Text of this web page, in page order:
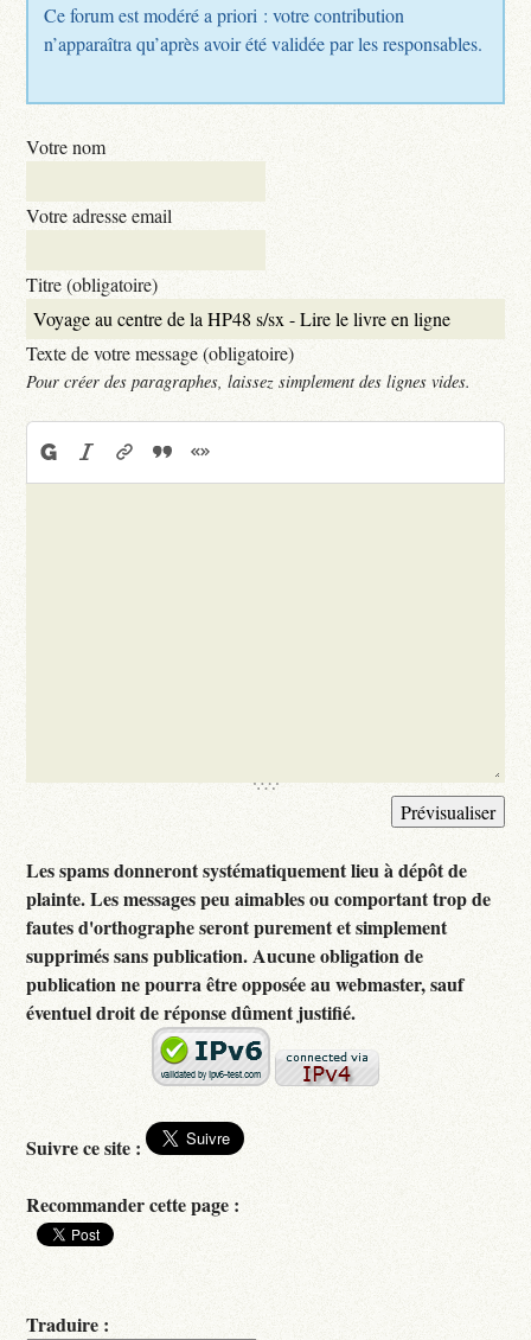
Ce forum est modéré a priori : votre contribution
n’apparaîtra qu’après avoir été validée par les responsables.
Votre nom
Votre adresse email
Titre (obligatoire)
Texte de votre message (obligatoire)
Pour créer des paragraphes, laissez simplement des lignes vides.
Les spams donneront systématiquement lieu à dépôt de
plainte. Les messages peu aimables ou comportant trop de
fautes d'orthographe seront purement et simplement
supprimés sans publication. Aucune obligation de
publication ne pourra être opposée au webmaster, sauf
éventuel droit de réponse dûment justifié.
Suivre ce site :
Recommander cette page :
Traduire :